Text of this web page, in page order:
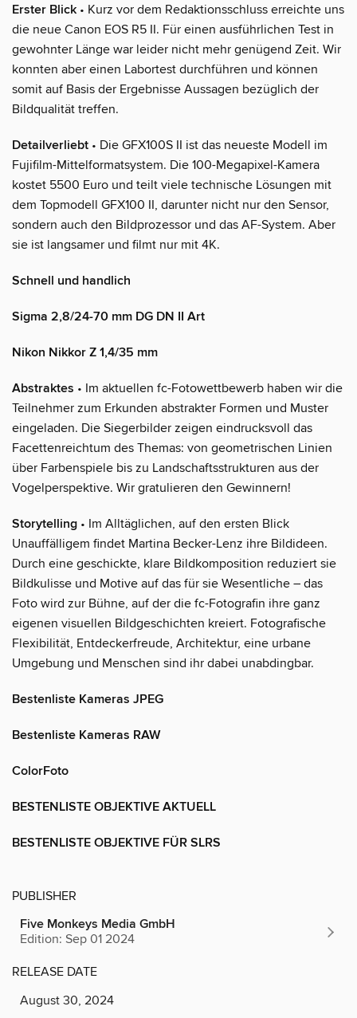
Erster Blick • Kurz vor dem Redaktionsschluss erreichte uns
die neue Canon EOS R5 II. Für einen ausführlichen Test in
gewohnter Länge war leider nicht mehr genügend Zeit. Wir
konnten aber einen Labortest durchführen und können
somit auf Basis der Ergebnisse Aussagen bezüglich der
Bildqualität treffen.
Detailverliebt • Die GFX100S II ist das neueste Modell im
Fujifilm-Mittelformatsystem. Die 100-Megapixel-Kamera
kostet 5500 Euro und teilt viele technische Lösungen mit
dem Topmodell GFX100 II, darunter nicht nur den Sensor,
sondern auch den Bildprozessor und das AF-System. Aber
sie ist langsamer und filmt nur mit 4K.
Schnell und handlich
Sigma 2,8/24-70 mm DG DN II Art
Nikon Nikkor Z 1,4/35 mm
Abstraktes • Im aktuellen fc-Fotowettbewerb haben wir die
Teilnehmer zum Erkunden abstrakter Formen und Muster
eingeladen. Die Siegerbilder zeigen eindrucksvoll das
Facettenreichtum des Themas: von geometrischen Linien
über Farbenspiele bis zu Landschaftsstrukturen aus der
Vogelperspektive. Wir gratulieren den Gewinnern!
Storytelling • Im Alltäglichen, auf den ersten Blick
Unauffälligem findet Martina Becker-Lenz ihre Bildideen.
Durch eine geschickte, klare Bildkomposition reduziert sie
Bildkulisse und Motive auf das für sie Wesentliche – das
Foto wird zur Bühne, auf der die fc-Fotografin ihre ganz
eigenen visuellen Bildgeschichten kreiert. Fotografische
Flexibilität, Entdeckerfreude, Architektur, eine urbane
Umgebung und Menschen sind ihr dabei unabdingbar.
Bestenliste Kameras JPEG
Bestenliste Kameras RAW
ColorFoto
BESTENLISTE OBJEKTIVE AKTUELL
BESTENLISTE OBJEKTIVE FÜR SLRS
PUBLISHER
Five Monkeys Media GmbH
Edition: Sep 01 2024
RELEASE DATE
August 30, 2024